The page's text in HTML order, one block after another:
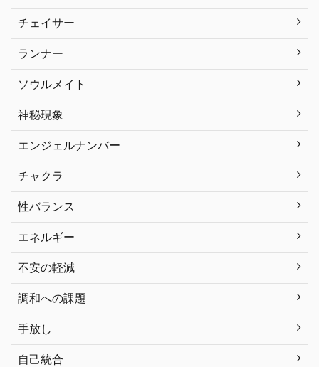
チェイサー
ランナー
ソウルメイト
神秘現象
エンジェルナンバー
チャクラ
性バランス
エネルギー
不安の軽減
調和への課題
手放し
自己統合